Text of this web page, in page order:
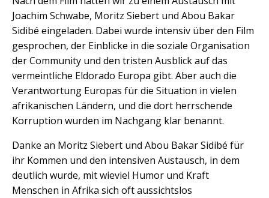
Joachim Schwabe, Moritz Siebert und Abou Bakar
Sidibé eingeladen. Dabei wurde intensiv über den Film
gesprochen, der Einblicke in die soziale Organisation
der Community und den tristen Ausblick auf das
vermeintliche Eldorado Europa gibt. Aber auch die
Verantwortung Europas für die Situation in vielen
afrikanischen Ländern, und die dort herrschende
Korruption wurden im Nachgang klar benannt.
Danke an Moritz Siebert und Abou Bakar Sidibé für
ihr Kommen und den intensiven Austausch, in dem
deutlich wurde, mit wieviel Humor und Kraft
Menschen in Afrika sich oft aussichtslos